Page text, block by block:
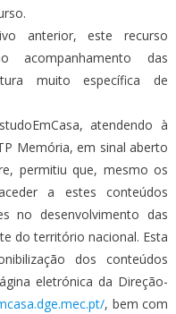
anterior, este recurso
acompanhamento das
muito específica de
atendendo à
Memória, em sinal aberto
permitiu que, mesmo os
a estes conteúdos
no desenvolvimento das
do território nacional. Esta
dos conteúdos
eletrónica da Direção-
, bem com